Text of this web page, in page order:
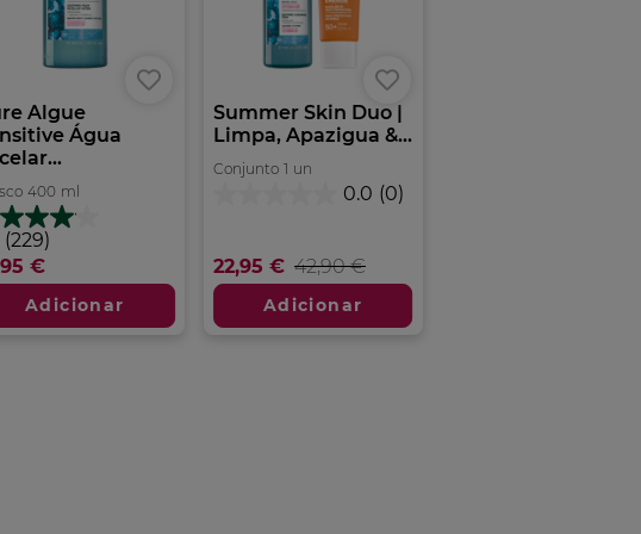
Algue
Água
400 ml
(229)
€
Adicionar
Summer Skin Duo |
Limpa, Apazigua &...
Conjunto 1 un
0.0 (0)
estrelas.
22,95 € 42,90 €
Adicionar